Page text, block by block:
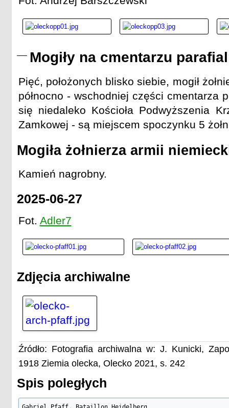
Mogiły na cmentarzu
Pięć, położonych blisko siebie, mogił
północno - wschodniej części cmentarza
się niedaleko Kościoła Podwyższenia
Zamkowej - są miejscem spoczynku 5
Mogiła żołnierza armii
Kamień nagrobny.
2025-06-27
Fot. Adler7
Zdjęcia archiwalne
Źródło: Fotografia archiwalna w: J. Kunicki,
1918 Ziemia olecka, Olecko 2021, s. 242
Spis poległych